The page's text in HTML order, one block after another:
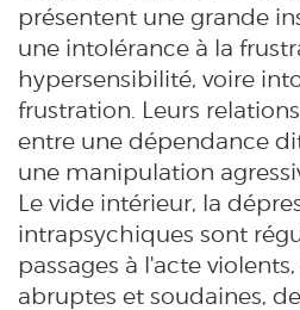
présentent une grande
une intolérance à la
hypersensibilité, voire
frustration. Leurs
entre une dépendance
une manipulation
Le vide intérieur, la
intrapsychiques sont
passages à l'acte
abruptes et soudaines,